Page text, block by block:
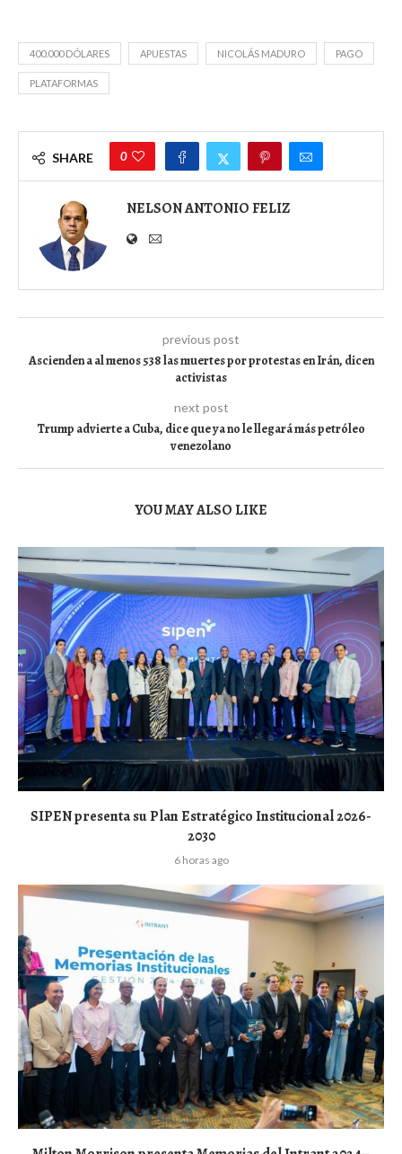
400.000 DÓLARES APUESTAS NICOLÁS MADURO PAGO
PLATAFORMAS
SHARE 0
NELSON ANTONIO FELIZ
previous post
Ascienden a al menos 538 las muertes por protestas en Irán, dicen
activistas
next post
Trump advierte a Cuba, dice que ya no le llegará más petróleo
venezolano
YOU MAY ALSO LIKE
SIPEN presenta su Plan Estratégico Institucional 2026-
2030
6 horas ago